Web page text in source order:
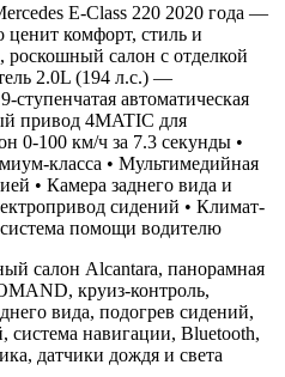
E-Class 220 2020 года —
ценит комфорт, стиль и
роскошный салон с отделкой
2.0L (194 л.с.) —
автоматическая
привод 4MATIC для
0-100 км/ч за 7.3 секунды •
класса • Мультимедийная
• Камера заднего вида и
сидений • Климат-
помощи водителю
салон Alcantara, панорамная
круиз-контроль,
вида, подогрев сидений,
система навигации, Bluetooth,
датчики дождя и света